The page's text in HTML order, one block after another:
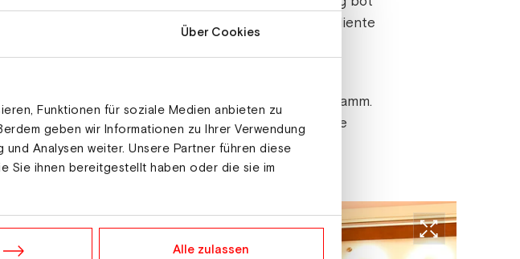
Über Cookies
Funktionen für soziale Medien anbieten zu
geben wir Informationen zu Ihrer Verwendung
Analysen weiter. Unsere Partner führen diese
Sie ihnen bereitgestellt haben oder die sie im
Alle zulassen
Herausforderungen vorzubereiten. Zudem diente
zum Austausch über wichtige Themen“, so
Hotel Alpine Palace in Hinterglemm auf dem Programm.
sowie einzelnen Fachreferaten ausführliche Berichte